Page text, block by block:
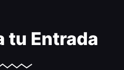
tu Entrada